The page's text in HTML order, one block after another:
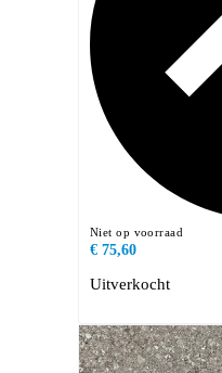
Niet op voorraad
€ 75,60
Uitverkocht